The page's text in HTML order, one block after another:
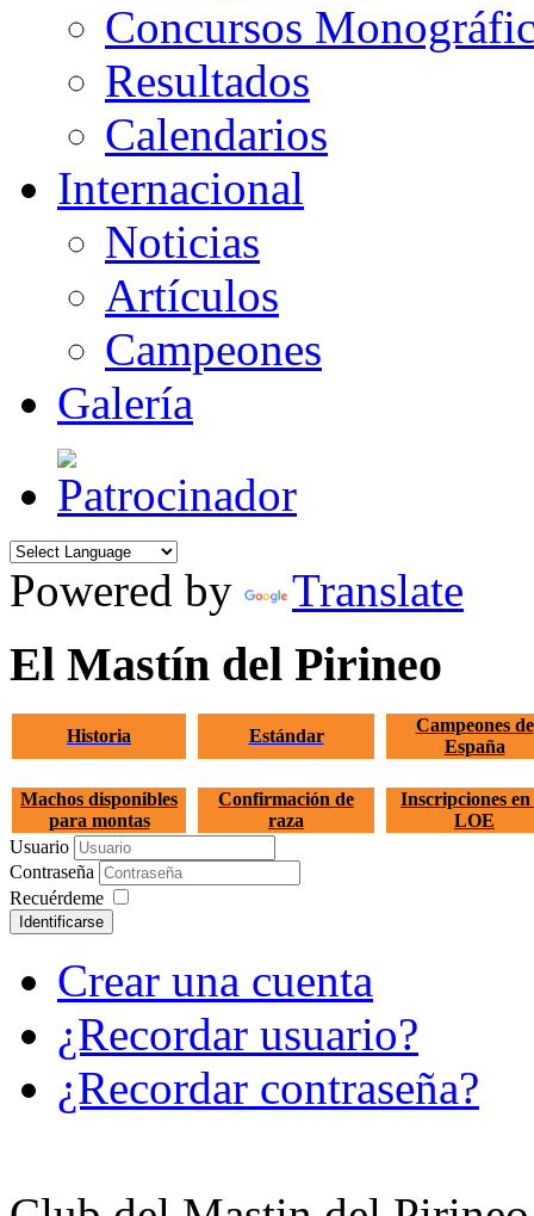
Concursos
Resultados
Calendarios
Internacional
Noticias
Artículos
Campeones
Galería
Powered by Translate
El Mastín del Pirineo
Historia Estándar
Campeones de
España
Machos disponibles
para montas
Confirmación de
raza
Inscripciones en
LOE
Usuario
Contraseña
Recuérdeme
Identificarse
Crear una cuenta
¿Recordar usuario?
¿Recordar contraseña?